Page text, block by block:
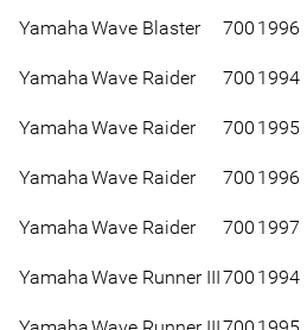
YamahaWave Blaster 700 1996
YamahaWave Raider 700 1994
YamahaWave Raider 700 1995
YamahaWave Raider 700 1996
YamahaWave Raider 700 1997
YamahaWave Runner III700 1994